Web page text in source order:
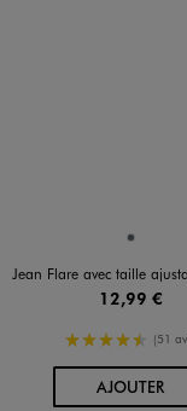
Disponible en 1STONE
Jean Flare avec taille ajustable
12,99 €
4.5/5 de(51
AJOUTERAU